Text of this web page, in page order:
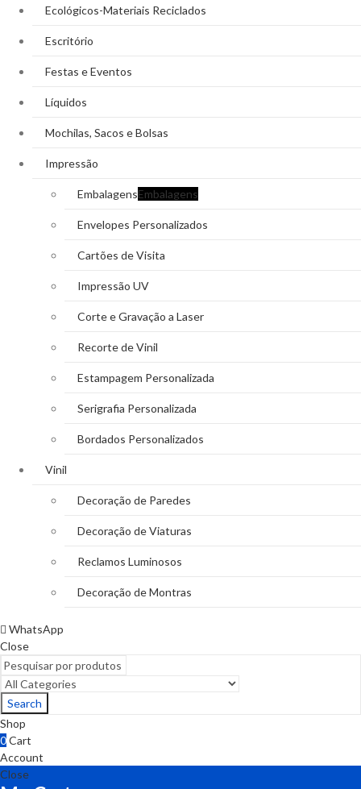
Ecológicos-Materiais Reciclados
Escritório
Festas e Eventos
Líquidos
Mochilas, Sacos e Bolsas
Impressão
EmbalagensEmbalagens
Envelopes Personalizados
Cartões de Visita
Impressão UV
Corte e Gravação a Laser
Recorte de Vinil
Estampagem Personalizada
Serigrafia Personalizada
Bordados Personalizados
Vinil
Decoração de Paredes
Decoração de Viaturas
Reclamos Luminosos
Decoração de Montras
WhatsApp
Close
Search
Shop
0Cart
Account
Close